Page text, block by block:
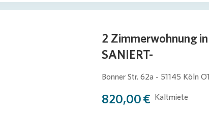
2 Zimmerwohnung
SANIERT-
Bonner Str. 62a - 51145 Köln
820,00 € Kaltmiete